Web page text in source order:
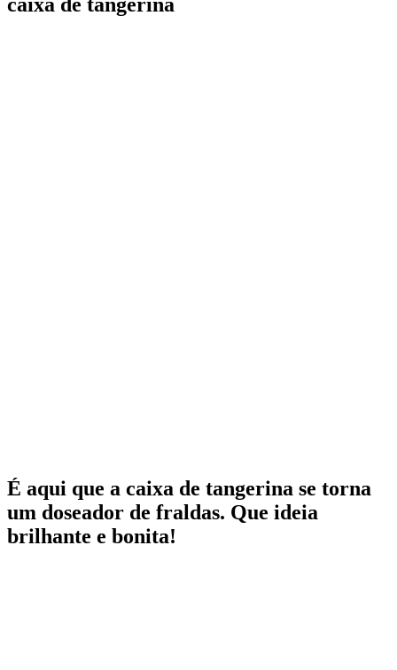
É aqui que a caixa de tangerina se torna
um doseador de fraldas. Que ideia
brilhante e bonita!